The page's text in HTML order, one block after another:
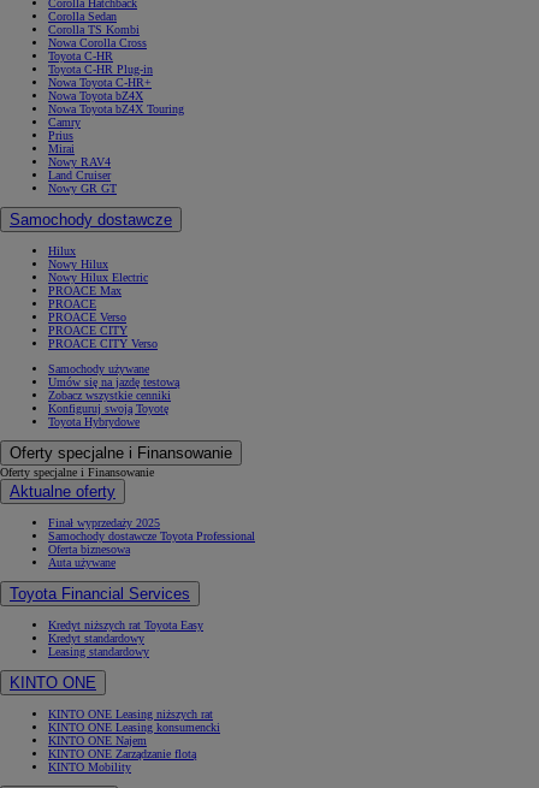
Corolla Hatchback
Corolla Sedan
Corolla TS Kombi
Nowa Corolla Cross
Toyota C-HR
Toyota C-HR Plug-in
Nowa Toyota C-HR+
Nowa Toyota bZ4X
Nowa Toyota bZ4X Touring
Camry
Prius
Mirai
Nowy RAV4
Land Cruiser
Nowy GR GT
Samochody dostawcze
Hilux
Nowy Hilux
Nowy Hilux Electric
PROACE Max
PROACE
PROACE Verso
PROACE CITY
PROACE CITY Verso
Samochody używane
Umów się na jazdę testową
Zobacz wszystkie cenniki
Konfiguruj swoją Toyotę
Toyota Hybrydowe
Oferty specjalne i Finansowanie
Oferty specjalne i Finansowanie
Aktualne oferty
Finał wyprzedaży 2025
Samochody dostawcze Toyota Professional
Oferta biznesowa
Auta używane
Toyota Financial Services
Kredyt niższych rat Toyota Easy
Kredyt standardowy
Leasing standardowy
KINTO ONE
KINTO ONE Leasing niższych rat
KINTO ONE Leasing konsumencki
KINTO ONE Najem
KINTO ONE Zarządzanie flotą
KINTO Mobility